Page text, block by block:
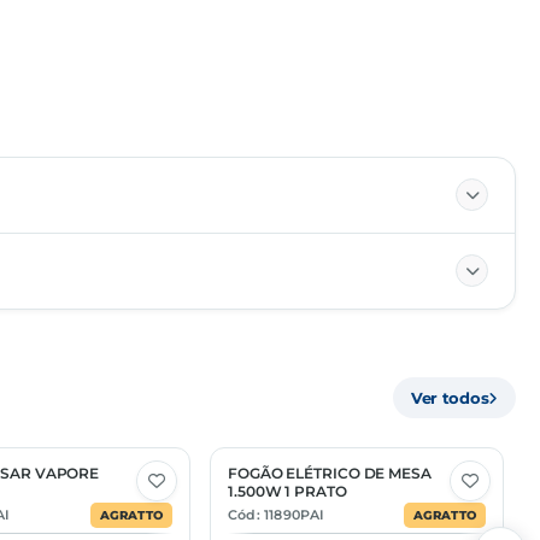
—
Ver todos
VAPORE
AGRATTO
2 Opções
FOGÃO ELÉTRICO DE MESA
1.500W 1 PRATO
Cód: 11890PAI AGRATTO